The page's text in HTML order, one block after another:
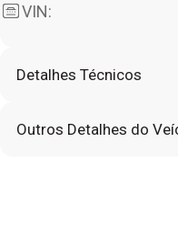
VIN:
Detalhes Técnicos
Outros Detalhes do